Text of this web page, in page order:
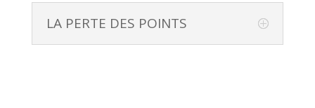
LA PERTE DES POINTS